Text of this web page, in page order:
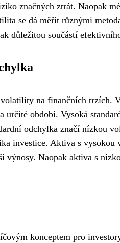
značných ztrát. Naopak
se dá měřit různými
důležitou součástí
na finančních trzích.
určité období. Vysoká
odchylka značí nízkou
investice. Aktiva s vysokou
Naopak aktiva s
konceptem pro